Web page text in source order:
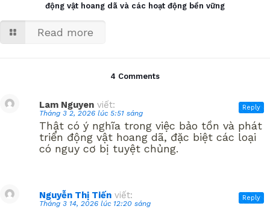
động vật hoang dã và các hoạt động bền vững
Read more
4 Comments
Lam Nguyen viết:
Tháng 3 2, 2026 lúc 5:51 sáng
Thật có ý nghĩa trong việc bảo tồn và phát
triển động vật hoang dã, đặc biệt các loại
có nguy cơ bị tuyệt chủng.
Reply
Nguyễn Thị Tiến viết:
Tháng 3 14, 2026 lúc 12:20 sáng
Reply